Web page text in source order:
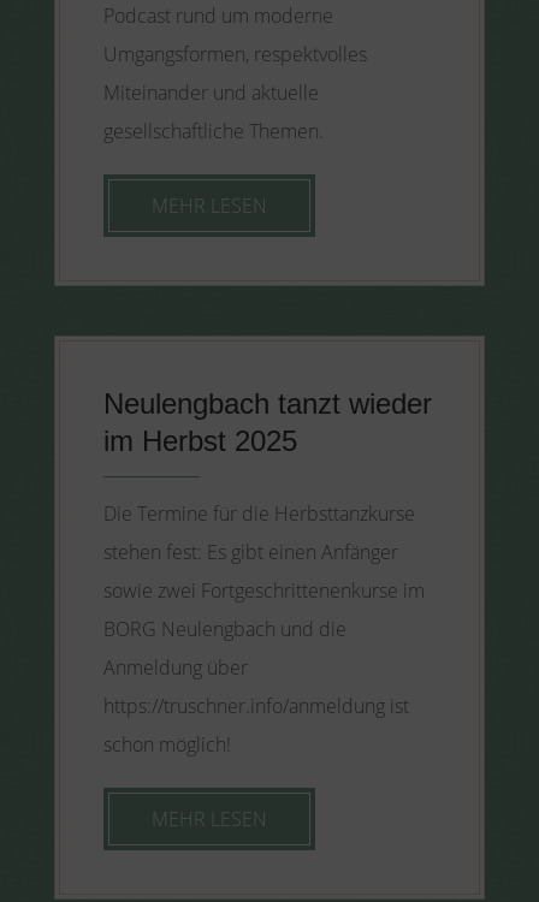
Podcast rund um moderne
Umgangsformen, respektvolles
Miteinander und aktuelle
gesellschaftliche Themen.
MEHR LESEN
Neulengbach tanzt wieder
im Herbst 2025
Die Termine für die Herbsttanzkurse
stehen fest: Es gibt einen Anfänger
sowie zwei Fortgeschrittenenkurse im
BORG Neulengbach und die
Anmeldung über
https://truschner.info/anmeldung ist
schon möglich!
MEHR LESEN